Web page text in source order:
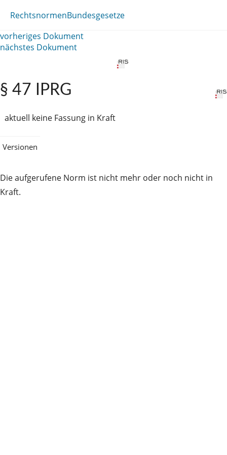
RechtsnormenBundesgesetze
vorheriges Dokument
nächstes Dokument
§ 47 IPRG
aktuell keine Fassung in Kraft
Versionen
Die aufgerufene Norm ist nicht mehr oder noch nicht in
Kraft.